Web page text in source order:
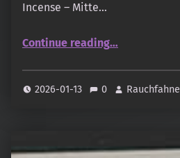
Incense – Mitte…
Continue reading“Monsoon Incense – Cambodian Oudh”
…
2026-01-13 0 Rauchfahne